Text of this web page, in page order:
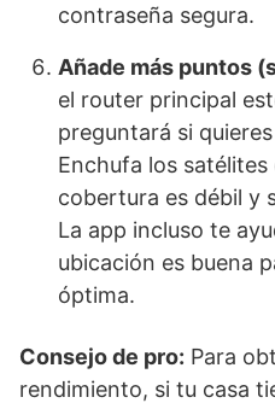
contraseña segura.
Añade más puntos
el router principal
preguntará si
Enchufa los
cobertura es débil y
La app incluso te
ubicación es buena
óptima.
Consejo de pro: Para
rendimiento, si tu casa